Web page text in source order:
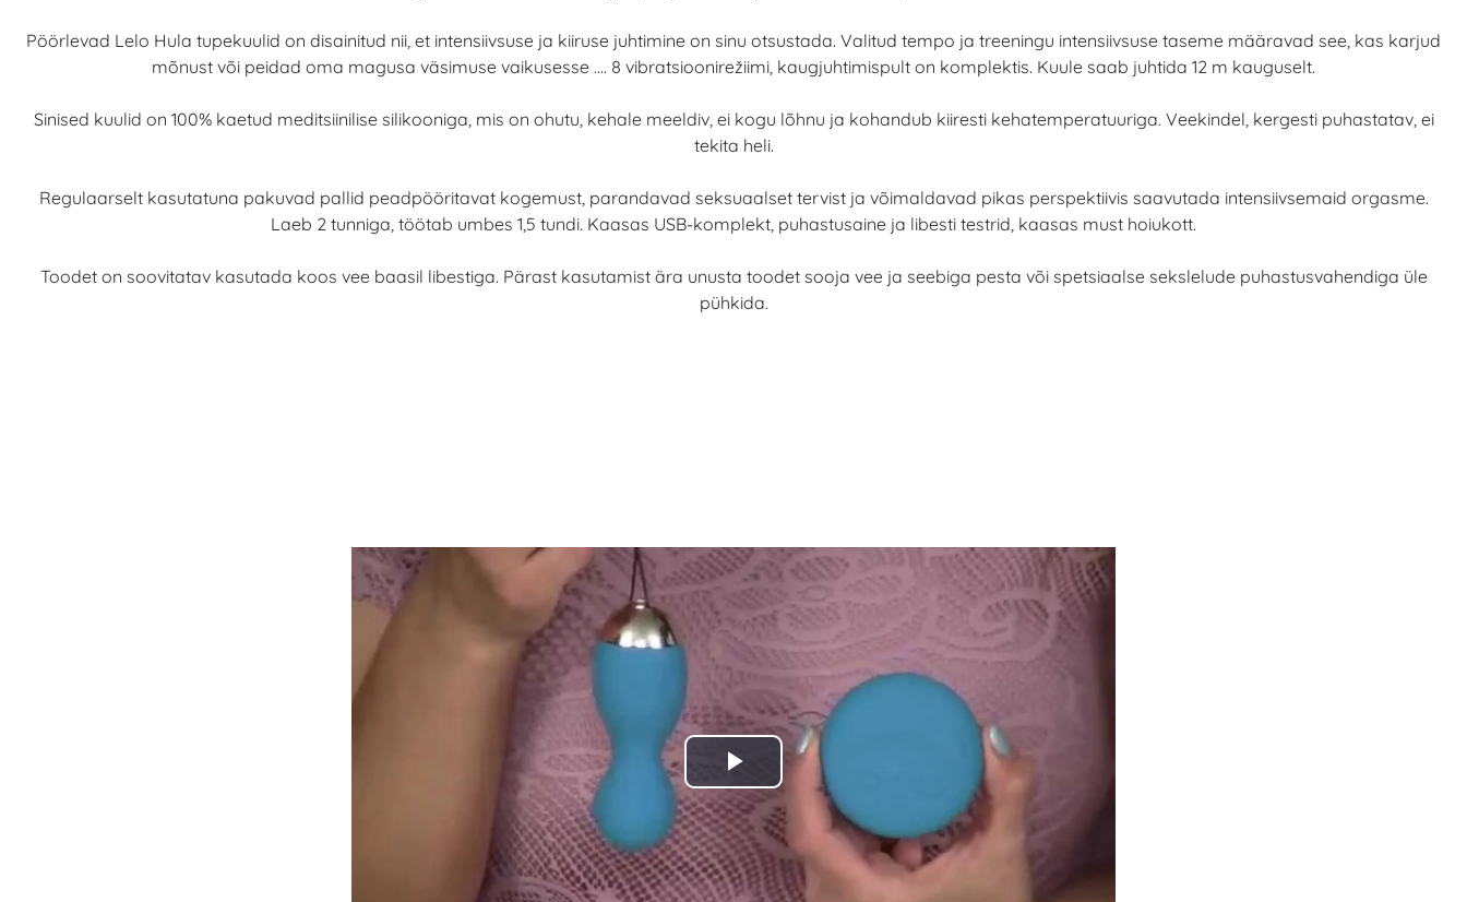
Pöörlevad Lelo Hula tupekuulid on disainitud nii, et intensiivsuse ja kiiruse juhtimine on sinu otsustada. Valitud tempo ja treeningu intensiivsuse taseme määravad see, kas karjud
mõnust või peidad oma magusa väsimuse vaikusesse .... 8 vibratsioonirežiimi, kaugjuhtimispult on komplektis. Kuule saab juhtida 12 m kauguselt.
Sinised kuulid on 100% kaetud meditsiinilise silikooniga, mis on ohutu, kehale meeldiv, ei kogu lõhnu ja kohandub kiiresti kehatemperatuuriga. Veekindel, kergesti puhastatav, ei
tekita heli.
Regulaarselt kasutatuna pakuvad pallid peadpööritavat kogemust, parandavad seksuaalset tervist ja võimaldavad pikas perspektiivis saavutada intensiivsemaid orgasme.
Laeb 2 tunniga, töötab umbes 1,5 tundi. Kaasas USB-komplekt, puhastusaine ja libesti testrid, kaasas must hoiukott.
Toodet on soovitatav kasutada koos vee baasil libestiga. Pärast kasutamist ära unusta toodet sooja vee ja seebiga pesta või spetsiaalse sekslelude puhastusvahendiga üle
pühkida.
Play
Video